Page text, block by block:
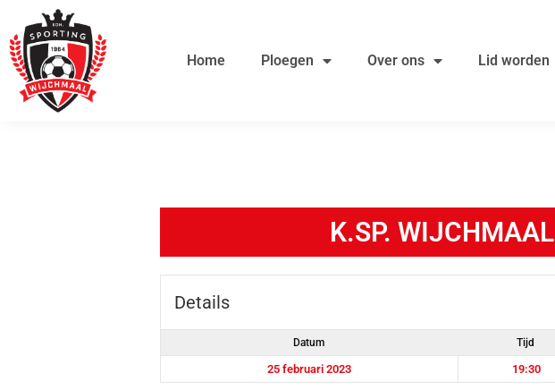
inhoud
naar
de
inhoud
Home Ploegen Over ons Lid worden
K.SP. WIJCHMAAL
Details
Datum Tijd
25 februari 2023 19:30